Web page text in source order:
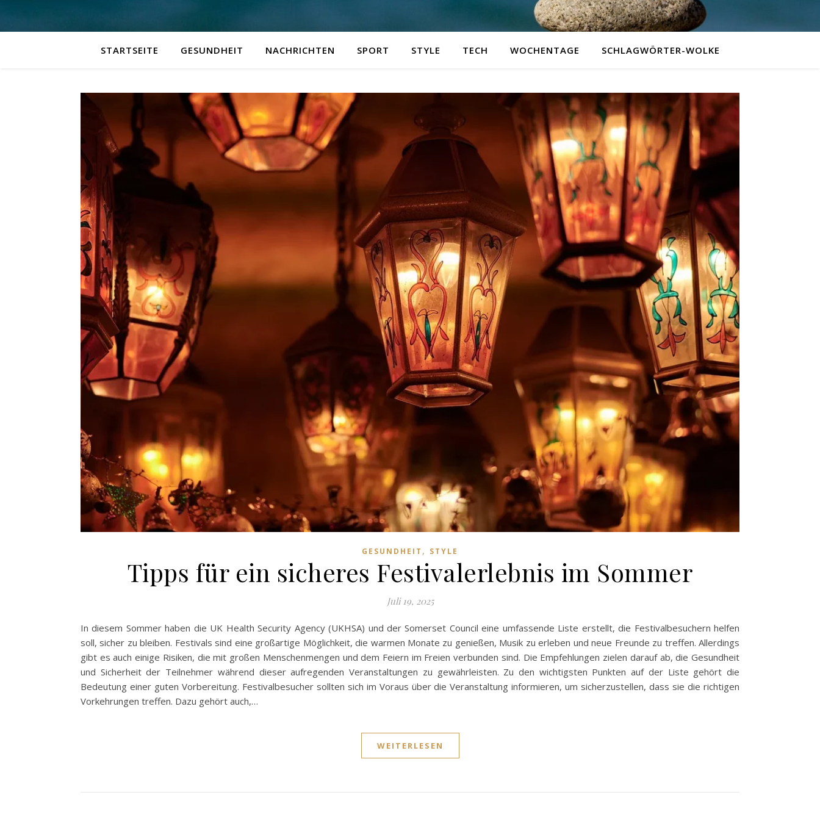
STARTSEITE GESUNDHEIT NACHRICHTEN SPORT STYLE TECH WOCHENTAGE SCHLAGWÖRTER-WOLKE
GESUNDHEIT , STYLE
Tipps für ein sicheres Festivalerlebnis im Sommer
Juli 19, 2025
In diesem Sommer haben die UK Health Security Agency (UKHSA) und der Somerset Council eine umfassende Liste erstellt, die Festivalbesuchern helfen
soll, sicher zu bleiben. Festivals sind eine großartige Möglichkeit, die warmen Monate zu genießen, Musik zu erleben und neue Freunde zu treffen. Allerdings
gibt es auch einige Risiken, die mit großen Menschenmengen und dem Feiern im Freien verbunden sind. Die Empfehlungen zielen darauf ab, die Gesundheit
und Sicherheit der Teilnehmer während dieser aufregenden Veranstaltungen zu gewährleisten. Zu den wichtigsten Punkten auf der Liste gehört die
Bedeutung einer guten Vorbereitung. Festivalbesucher sollten sich im Voraus über die Veranstaltung informieren, um sicherzustellen, dass sie die richtigen
Vorkehrungen treffen. Dazu gehört auch,…
WEITERLESEN